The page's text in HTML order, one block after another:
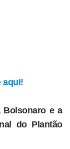
aqui!
Bolsonaro e a
do Plantão